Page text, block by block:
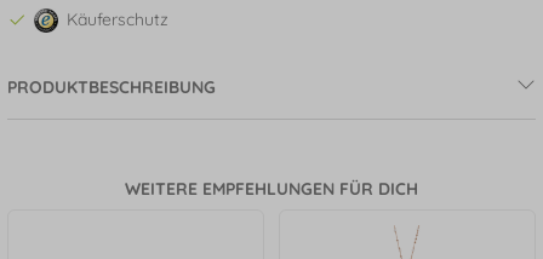
Käuferschutz
PRODUKTBESCHREIBUNG
WEITERE EMPFEHLUNGEN FÜR DICH